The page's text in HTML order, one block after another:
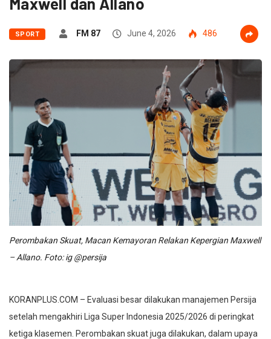
SPORT FM 87 June 4, 2026 486
Perombakan Skuat, Macan Kemayoran Relakan Kepergian Maxwell
– Allano. Foto: ig @persija
KORANPLUS.COM – Evaluasi besar dilakukan manajemen Persija
setelah mengakhiri Liga Super Indonesia 2025/2026 di peringkat
ketiga klasemen. Perombakan skuat juga dilakukan, dalam upaya